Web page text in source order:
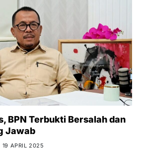
BPN Terbukti Bersalah dan
Jawab
19 APRIL 2025